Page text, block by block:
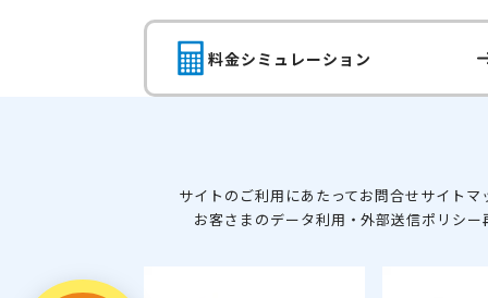
料金シミュレーション
サイトのご利用にあたってお問合せサイトマ
お客さまのデータ利用・外部送信ポリシー